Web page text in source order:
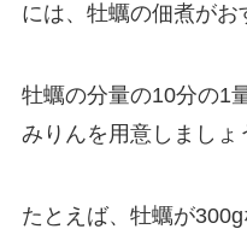
には、牡蠣の佃煮がお
牡蠣の分量の10分の1
みりんを用意しましょ
たとえば、牡蠣が